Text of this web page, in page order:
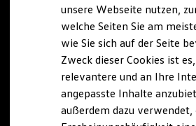
Nachhaltigkeit
Technologie
Kosten und Kauf
Kaufoptionen
E-Auto-Förderung
Software und Konnektivität
Die ID. Software 6
ID. Software Versionen
unsere Webseite nutzen,
welche Seiten Sie am
wie Sie sich auf der Seite
Zweck dieser Cookies ist
relevantere und an Ihre
angepasste Inhalte
außerdem dazu verwendet,